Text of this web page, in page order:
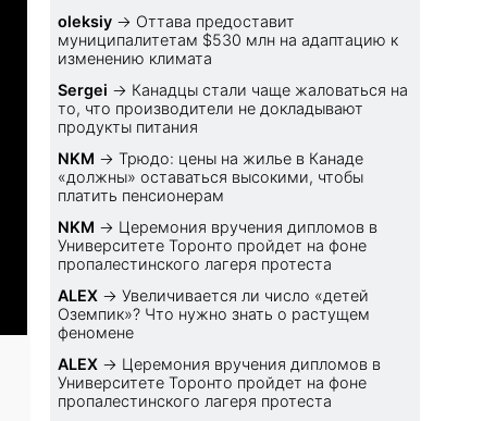
oleksiy → Оттава предоставит
муниципалитетам $530 млн на адаптацию к
изменению климата
Sеrgei → Канадцы стали чаще жаловаться на
то, что производители не докладывают
продукты питания
NKM →Трюдо: цены на жилье в Канаде
«должны» оставаться высокими, чтобы
платить пенсионерам
NKM → Церемония вручения дипломов в
Университете Торонто пройдет на фоне
пропалестинского лагеря протеста
ALEX →Увеличивается ли число «детей
Оземпик»? Что нужно знать о растущем
феномене
ALEX → Церемония вручения дипломов в
Университете Торонто пройдет на фоне
пропалестинского лагеря протеста